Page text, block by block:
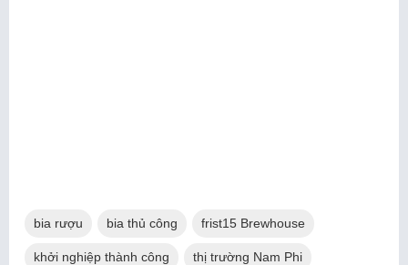
bia rượu bia thủ công frist15 Brewhouse
khởi nghiệp thành công thị trường Nam Phi